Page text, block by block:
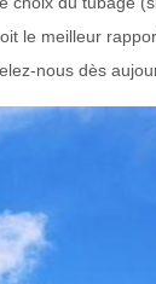
le meilleur
nous dès